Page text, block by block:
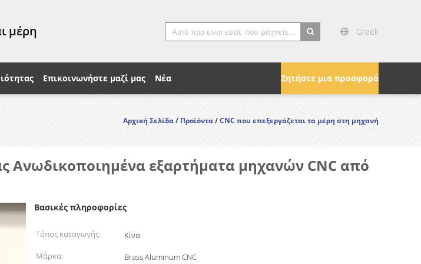
μέρη Greek
Ζητήστε μια προσφορά
Επικοινωνήστε μαζί μας Νέα
Αρχική Σελίδα/Προϊόντα/CNC που επεξεργάζεται τα μέρη στη μηχανή
Ανωδικοποιημένα εξαρτήματα μηχανών CNC από
Βασικές πληροφορίες
Τόπος καταγωγής:
Κίνα
Μάρκα:
Brass Aluminum CNC